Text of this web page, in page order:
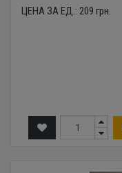
ЦЕНА ЗА ЕД.: 209 грн.